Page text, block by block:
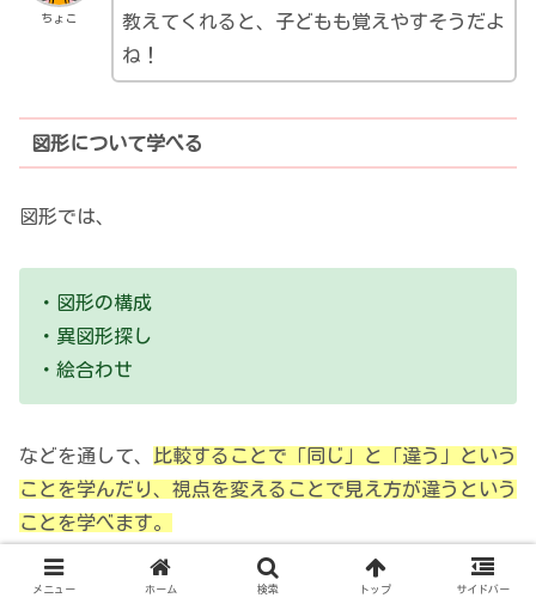
ちょこ
教えてくれると、子どもも覚えやすそうだよ
ね！
図形について学べる
図形では、
・図形の構成
・異図形探し
・絵合わせ
などを通して、
比較することで「同じ」と「違う」という
ことを学んだり、視点を変えることで見え方が違うという
ことを学べます。
メニュー ホーム 検索 トップ サイドバー